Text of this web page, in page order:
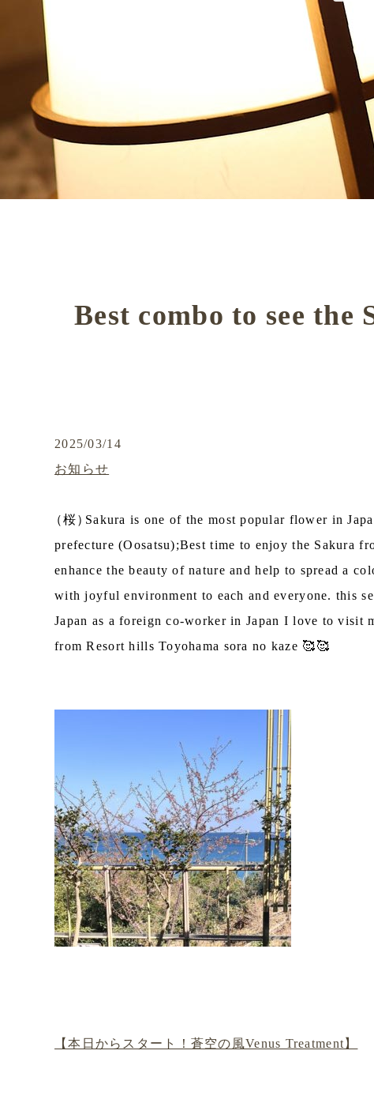
Best combo to see
2025/03/14
お知らせ
（桜）Sakura is one of the most popular flower in
prefecture (Oosatsu);Best time to enjoy the Sakura
enhance the beauty of nature and help to spread a
with joyful environment to each and everyone. this
Japan as a foreign co-worker in Japan I love to visit
from Resort hills Toyohama sora no kaze 🥰🥰
【本日からスタート！蒼空の風Venus Treatment】